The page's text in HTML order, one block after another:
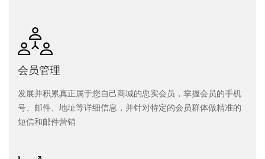
会员管理
发展并积累真正属于您自己商城的忠实会员，掌握会员的手机
号、邮件、地址等详细信息，并针对特定的会员群体做精准的
短信和邮件营销